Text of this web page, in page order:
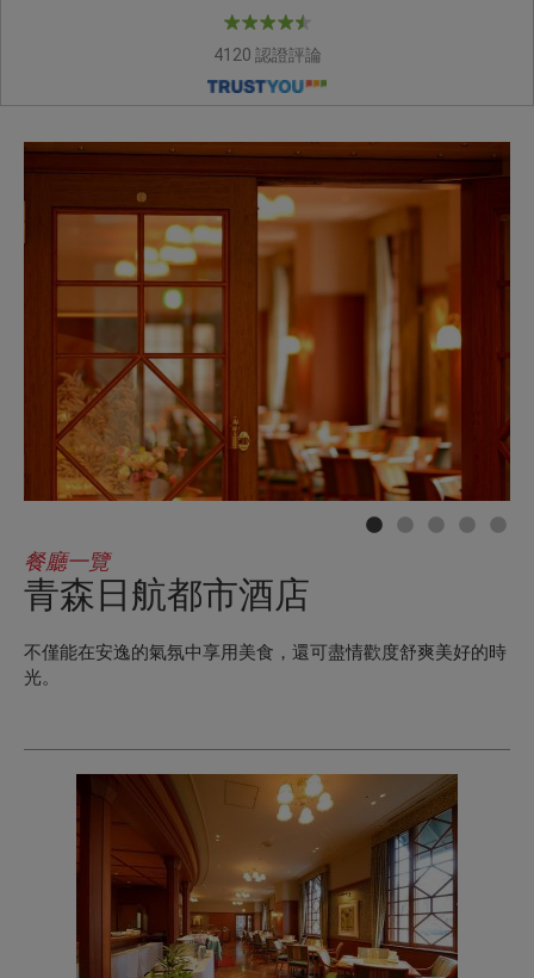
4120 認證評論
餐廳一覽
青森日航都市酒店
不僅能在安逸的氣氛中享用美食，還可盡情歡度舒爽美好的時
光。